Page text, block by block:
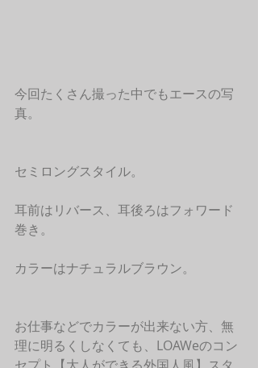
今回たくさん撮った中でもエースの写
真。
セミロングスタイル。
耳前はリバース、耳後ろはフォワード
巻き。
カラーはナチュラルブラウン。
お仕事などでカラーが出来ない方、無
理に明るくしなくても、LOAWeのコン